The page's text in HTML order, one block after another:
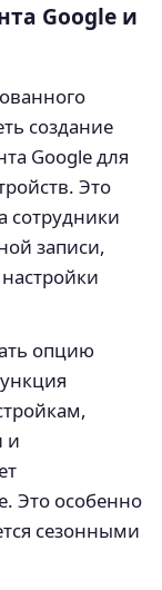
Google и
создание
Google для
Это
сотрудники
записи,
опцию
и
Это особенно
сезонными